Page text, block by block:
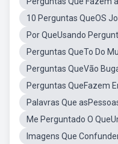
10 Perguntas QueOS
Por QueUsando
Perguntas QueTo Do
Perguntas QueVão
Perguntas QueFazem
Palavras Que
Me Perguntado O
Imagens Que